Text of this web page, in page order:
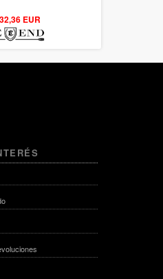
5
32,36 EUR